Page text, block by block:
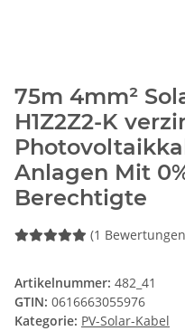
75m 4mm²
H1Z2Z2-K
Anlagen Mit
Berechtigte
(1
Artikelnummer: 482_41
GTIN: 0616663055976
Kategorie: PV-Solar-Kabel